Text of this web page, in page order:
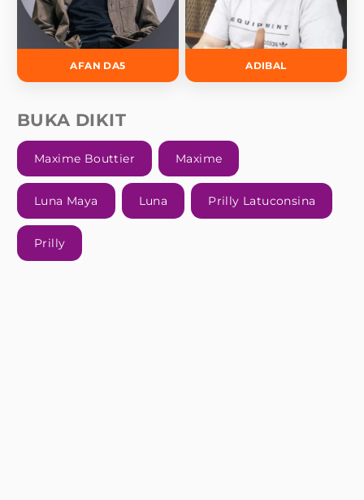
AFAN DA5 ADIBAL
BUKA DIKIT
Maxime Bouttier Maxime
Luna Maya Luna Prilly Latuconsina
Prilly